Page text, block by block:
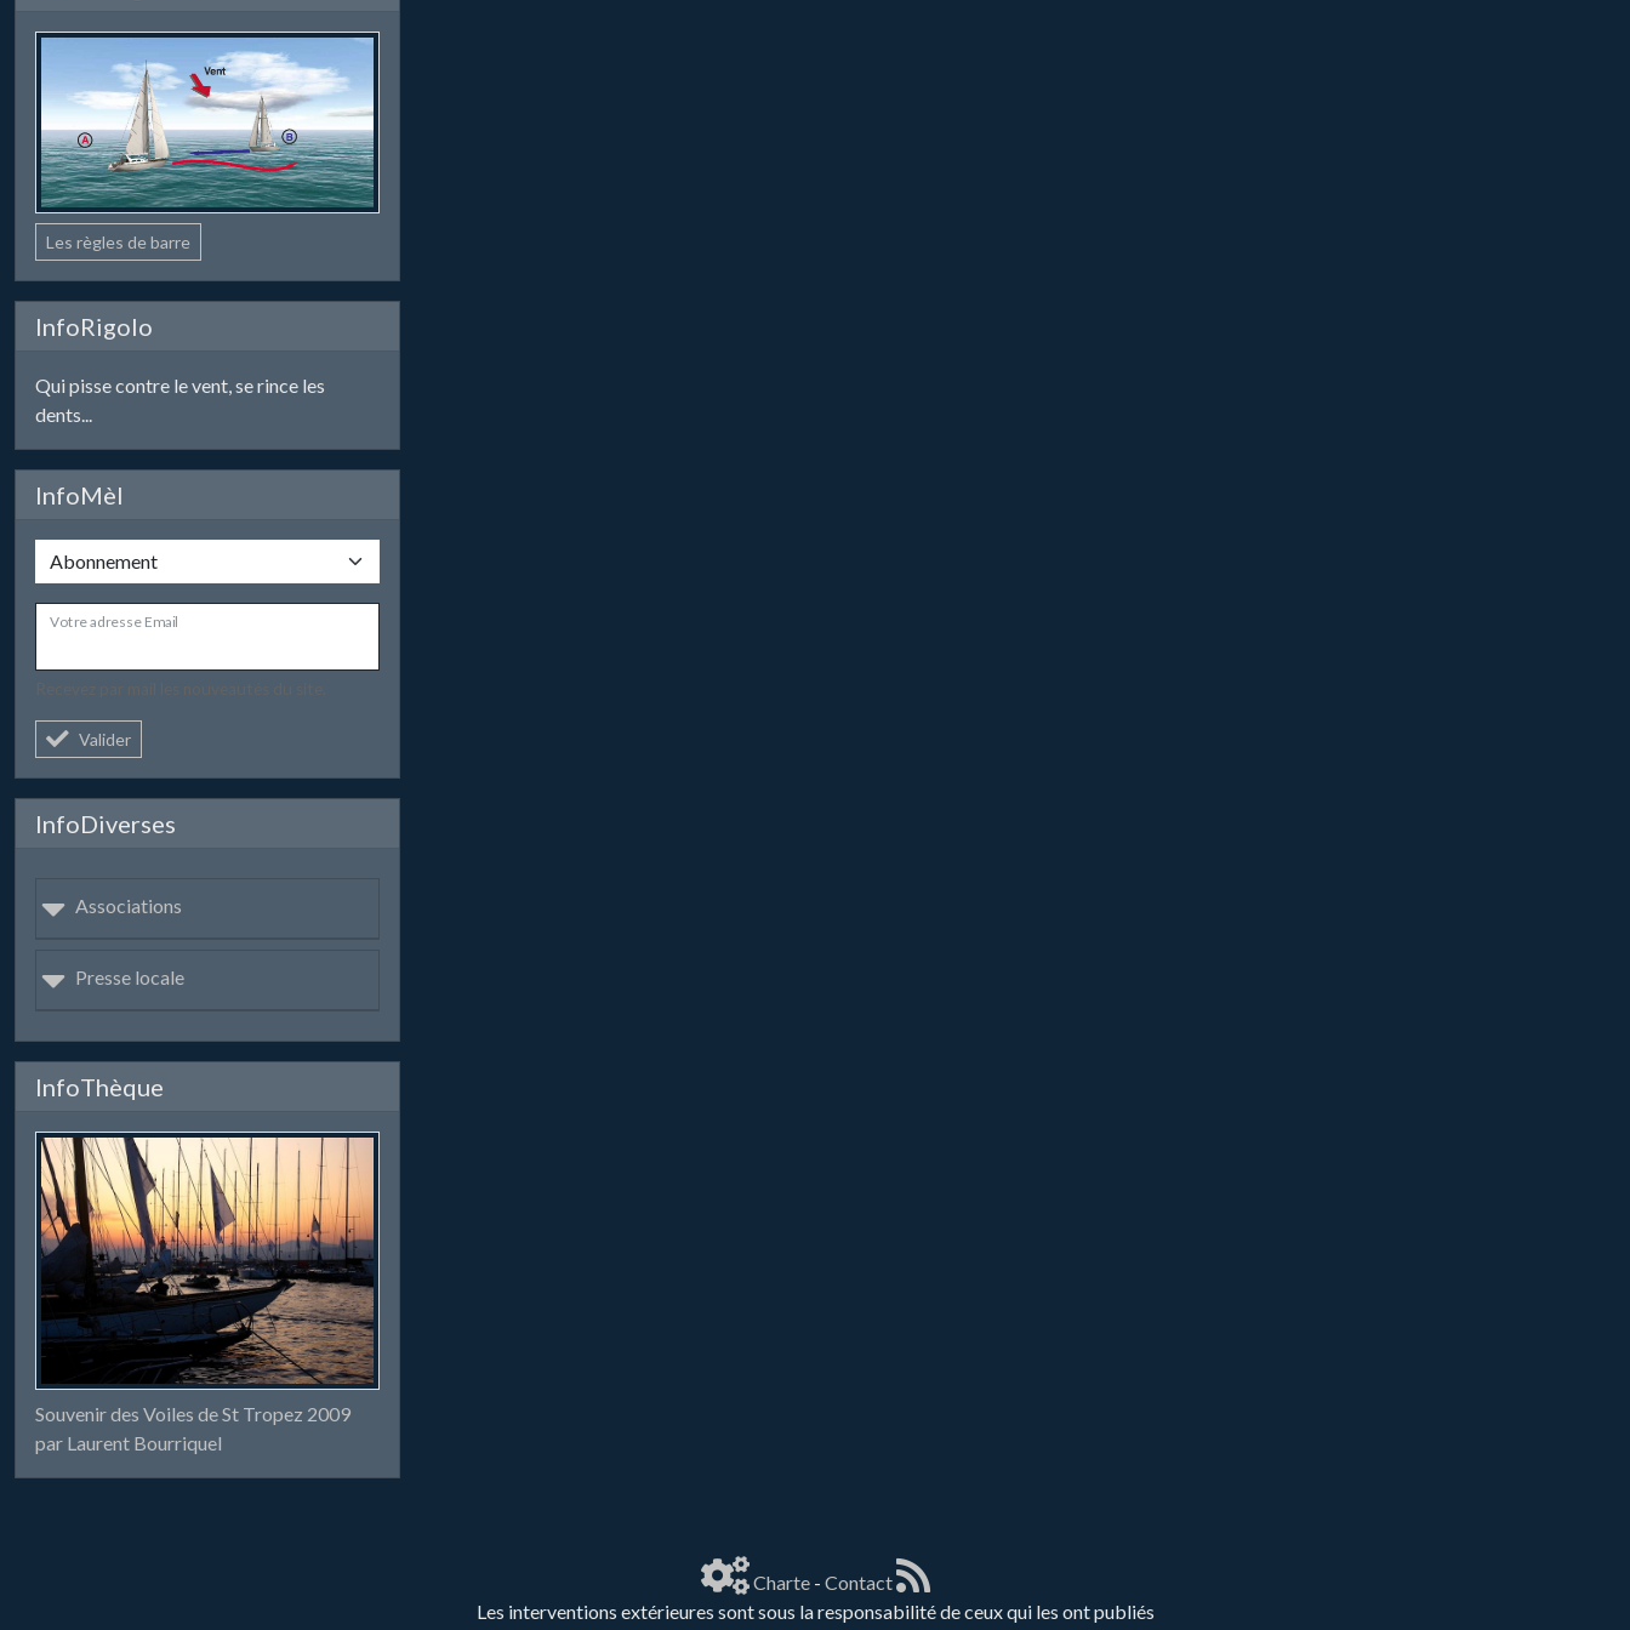
Les règles de barre
InfoRigolo
Qui pisse contre le vent, se rince les
dents...
InfoMèl
Votre adresse Email
Valider
InfoDiverses
Associations
Presse locale
InfoThèque
Souvenir des Voiles de St Tropez 2009
par Laurent Bourriquel
Charte- Contact
Les interventions extérieures sont sous la responsabilité de ceux qui les ont publiés